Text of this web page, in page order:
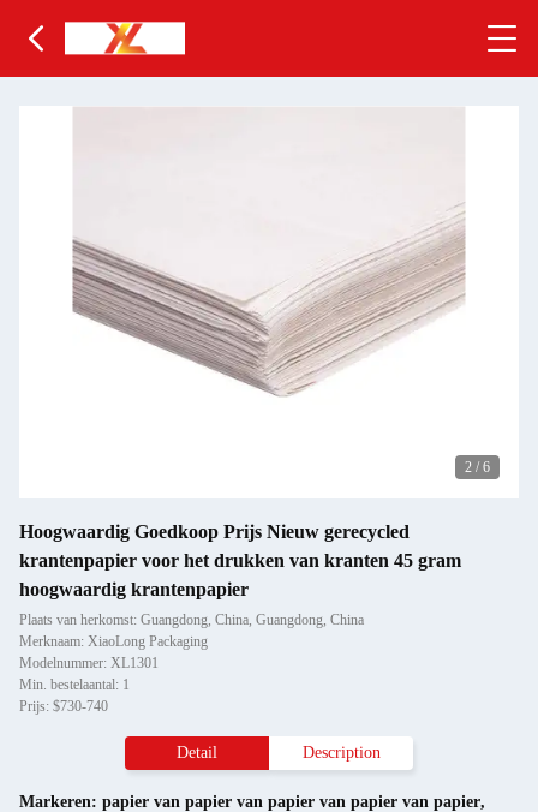
2 / 6
Hoogwaardig Goedkoop Prijs Nieuw gerecycled
krantenpapier voor het drukken van kranten 45 gram
hoogwaardig krantenpapier
Plaats van herkomst: Guangdong, China, Guangdong, China
Merknaam: XiaoLong Packaging
Modelnummer: XL1301
Min. bestelaantal: 1
Prijs: $730-740
Detail Description
Markeren: papier van papier van papier van papier van papier,